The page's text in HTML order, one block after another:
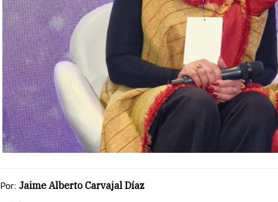
Por: Jaime Alberto Carvajal Díaz